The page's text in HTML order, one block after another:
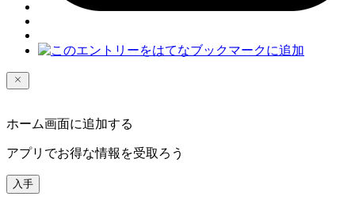
ホーム画面に追加する
アプリでお得な情報を受取ろう
入手